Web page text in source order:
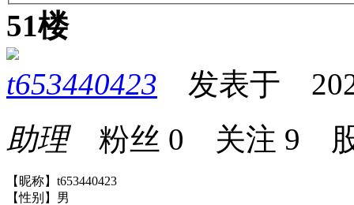
51楼
t653440423 发表于
助理粉丝 0 关注 9
【昵称】t653440423
【性别】男